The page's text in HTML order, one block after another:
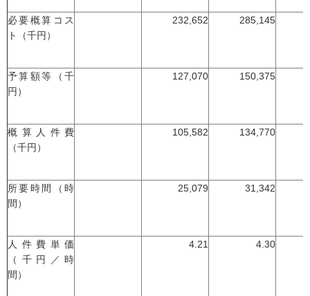
必要概算コス
ト（千円）
232,652 285,145
予算額等（千
円）
127,070 150,375
概算人件費
（千円）
105,582 134,770
所要時間（時
間）
25,079 31,342
人件費単価
（千円／時
間）
4.21 4.30